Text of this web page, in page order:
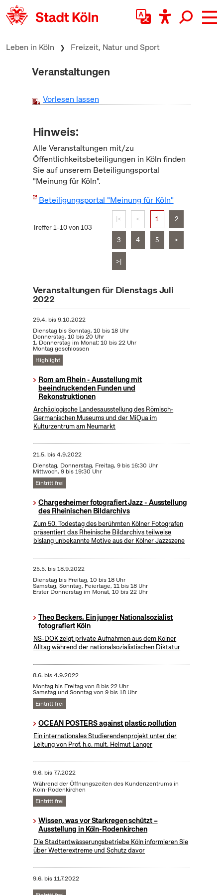
zum Inhalt springen
Leben in Köln Freizeit, Natur und Sport
Veranstaltungen
Vorlesen lassen
Hinweis:
Alle Veranstaltungen mit/zu
Öffentlichkeitsbeteiligungen in Köln finden
Sie auf unserem Beteiligungsportal
"Meinung für Köln".
Beteiligungsportal "Meinung für Köln"
Treffer 1–10 von 103
|< < 1 2
3 4 5 >
>|
Veranstaltungen für Dienstags Juli
2022
29.4. bis9.10.2022
Dienstag bis Sonntag, 10 bis 18 Uhr
Donnerstag, 10 bis 20 Uhr
1. Donnerstag im Monat: 10 bis 22 Uhr
Montag geschlossen
Highlight
Rom am Rhein - Ausstellung mit
beeindruckenden Funden und
Rekonstruktionen
Archäologische Landesausstellung des Römisch-
Germanischen Museums und der MiQua im
Kulturzentrum am Neumarkt
21.5. bis4.9.2022
Dienstag, Donnerstag, Freitag, 9 bis 16:30 Uhr
Mittwoch, 9 bis 19:30 Uhr
Eintritt frei
Chargesheimer fotografiert Jazz - Ausstellung
des Rheinischen Bildarchivs
Zum 50. Todestag des berühmten Kölner Fotografen
präsentiert das Rheinische Bildarchivs teilweise
bislang unbekannte Motive aus der Kölner Jazzszene
25.5. bis18.9.2022
Dienstag bis Freitag, 10 bis 18 Uhr
Samstag, Sonntag, Feiertage, 11 bis 18 Uhr
Erster Donnerstag im Monat, 10 bis 22 Uhr
Theo Beckers. Ein junger Nationalsozialist
fotografiert Köln
NS-DOK zeigt private Aufnahmen aus dem Kölner
Alltag während der nationalsozialistischen Diktatur
8.6. bis4.9.2022
Montag bis Freitag von 8 bis 22 Uhr
Samstag und Sonntag von 9 bis 18 Uhr
Eintritt frei
OCEAN POSTERS against plastic pollution
Ein internationales Studierendenprojekt unter der
Leitung von Prof. h.c. mult. Helmut Langer
9.6. bis7.7.2022
Während der Öffnungszeiten des Kundenzentrums in
Köln-Rodenkirchen
Eintritt frei
Wissen, was vor Starkregen schützt –
Ausstellung in Köln-Rodenkirchen
Die Stadtentwässerungsbetriebe Köln informieren Sie
über Wetterextreme und Schutz davor
9.6. bis11.7.2022